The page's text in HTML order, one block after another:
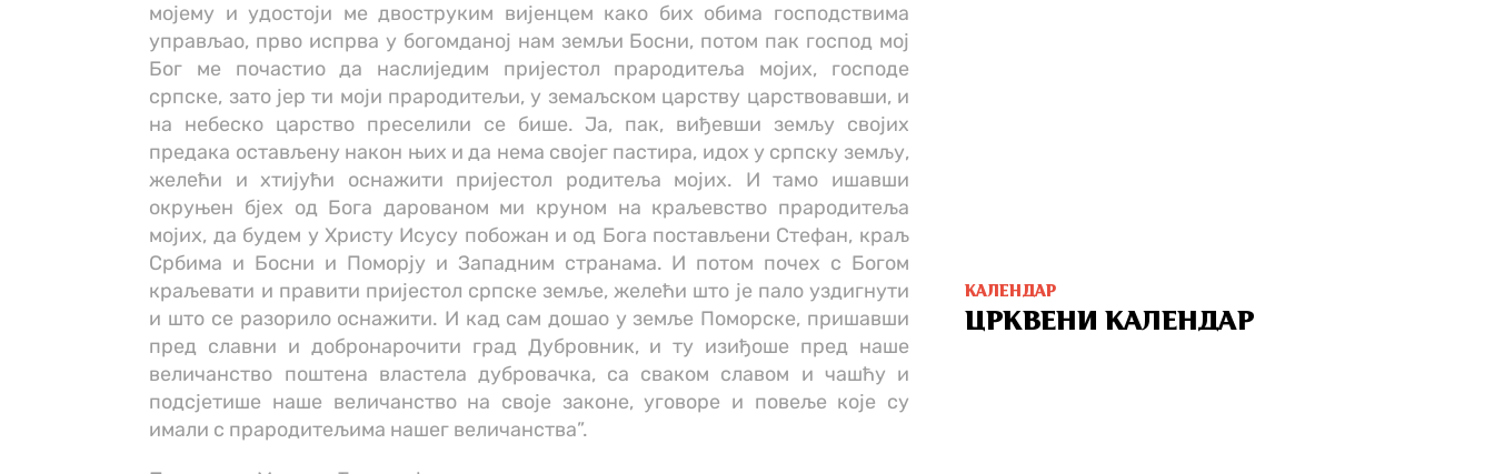
мојему и удостоји ме двоструким вијенцем како бих обима господствима
управљао, прво испрва у богомданој нам земљи Босни, потом пак господ мој
Бог ме почастио да наслиједим пријестол прародитеља мојих, господе
српске, зато јер ти моји прародитељи, у земаљском царству царствовавши, и
на небеско царство преселили се бише. Ја, пак, виђевши земљу својих
предака остављену након њих и да нема својег пастира, идох у српску земљу,
желећи и хтијући оснажити пријестол родитеља мојих. И тамо ишавши
окруњен бјех од Бога дарованом ми круном на краљевство прародитеља
мојих, да будем у Христу Исусу побожан и од Бога постављени Стефан, краљ
Србима и Босни и Поморју и Западним странама. И потом почех с Богом
краљевати и правити пријестол српске земље, желећи што је пало уздигнути
и што се разорило оснажити. И кад сам дошао у земље Поморске, пришавши
пред славни и добронарочити град Дубровник, и ту изиђоше пред наше
величанство поштена властела дубровачка, са сваком славом и чашћу и
подсјетише наше величанство на своје законе, уговоре и повеље које су
имали с прародитељима нашег величанства”.
КАЛЕНДАР
ЦРКВЕНИ КАЛЕНДАР